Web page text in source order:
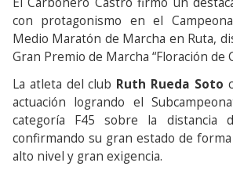
con protagonismo en el
Medio Maratón de Marcha en Ruta,
Gran Premio de Marcha “Floración de
La atleta del club Ruth Rueda Soto
actuación logrando el
categoría F45 sobre la distancia
confirmando su gran estado de
alto nivel y gran exigencia.